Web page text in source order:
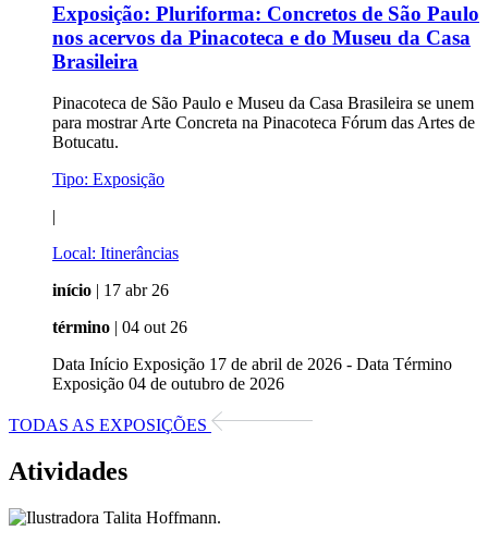
Exposição: Pluriforma: Concretos de São Paulo
nos acervos da Pinacoteca e do Museu da Casa
Brasileira
Pinacoteca de São Paulo e Museu da Casa Brasileira se unem
para mostrar Arte Concreta na Pinacoteca Fórum das Artes de
Botucatu.
Tipo: Exposição
Local: Itinerâncias
início | 17 abr 26
término | 04 out 26
Data Início Exposição 17 de abril de 2026 - Data Término
Exposição 04 de outubro de 2026
TODAS AS EXPOSIÇÕES
Atividades